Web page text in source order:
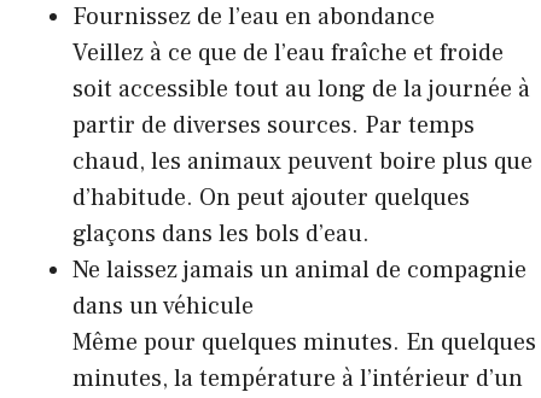
Fournissez de l’eau en abondance
Veillez à ce que de l’eau fraîche et froide
soit accessible tout au long de la journée à
partir de diverses sources. Par temps
chaud, les animaux peuvent boire plus que
d’habitude. On peut ajouter quelques
glaçons dans les bols d’eau.
Ne laissez jamais un animal de compagnie
dans un véhicule
Même pour quelques minutes. En quelques
minutes, la température à l’intérieur d’un